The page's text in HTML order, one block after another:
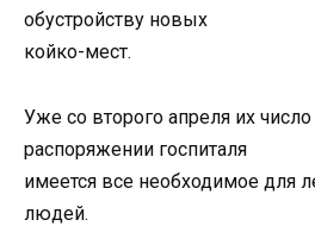
обустройству новых
койко-мест.
Уже со второго апреля их
распоряжении госпиталя
имеется все необходимое для
людей.